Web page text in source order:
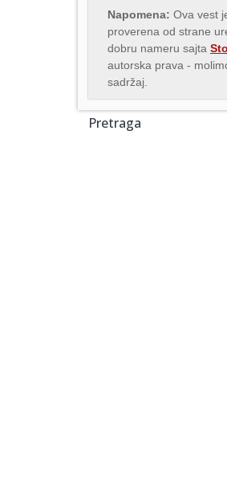
Napomena: Ova vest
proverena od strane
dobru nameru sajta
autorska prava -
sadržaj.
Pretraga